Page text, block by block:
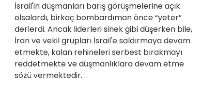
İsrail'in düşmanları barış görüşmelerine açık
olsalardı, birkaç bombardıman önce “yeter”
derlerdi. Ancak liderleri sinek gibi düşerken bile,
İran ve vekil grupları İsrail'e saldırmaya devam
etmekte, kalan rehineleri serbest bırakmayı
reddetmekte ve düşmanlıklara devam etme
sözü vermektedir.